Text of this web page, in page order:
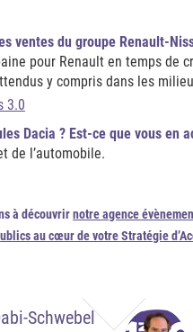
ventes du groupe Renault-
pour Renault en temps de
y compris dans les
3.0
Dacia ? Est-ce que vous en
de l’automobile.
à découvrirnotre agence
au cœur de votre Stratégie
Schwebel